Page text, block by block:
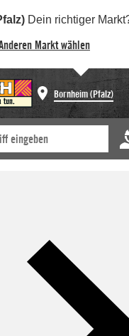
Dein richtiger
Markt wählen
Bornheim (Pfalz)